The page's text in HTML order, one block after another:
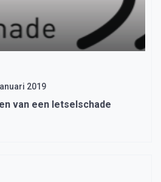
2019
van een letselschade